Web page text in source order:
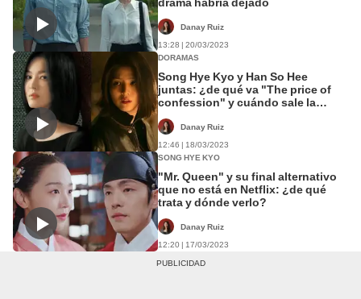
Danay Ruiz
13:28 | 20/03/2023
DORAMAS
Song Hye Kyo y Han So Hee
juntas: ¿de qué va "The price of
confession" y cuándo sale la
Danay Ruiz
12:46 | 18/03/2023
SONG HYE KYO
"Mr. Queen" y su final alternativo
que no está en Netflix: ¿de qué
trata y dónde verlo?
Danay Ruiz
12:20 | 17/03/2023